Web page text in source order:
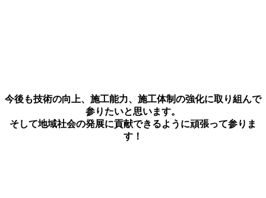
今後も技術の向上、施工能力、施工体制の強化に取り組んで
参りたいと思います。
そして地域社会の発展に貢献できるように頑張って参りま
す！